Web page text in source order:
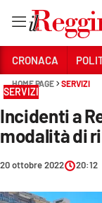
Sezioni
CRONACA
CRONACA
HOME PAGE SERVIZI
SERVIZI
Incidenti a
modalità di
20 ottobre 2022 20:12